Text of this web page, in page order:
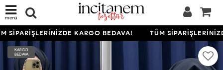
menü
SİPARİŞLERİNİZDE KARGO BEDAVA! TÜM
KARGO
BEDAVA